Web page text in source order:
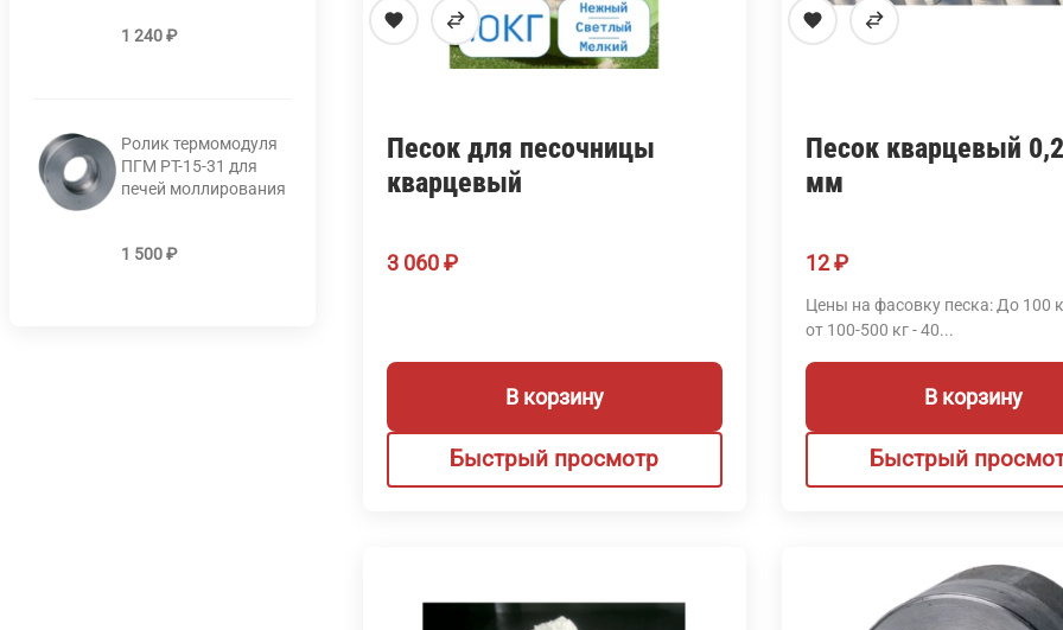
1 240₽
Ролик термомодуля
ПГМ РТ-15-31 для
печей моллирования
1 500₽
Песок для песочницы
кварцевый
3 060₽
В корзину
Быстрый просмотр
Песок кварцевый
мм
12₽
Цены на фасовку песка: До 100
от 100-500 кг - 40...
В корзину
Быстрый